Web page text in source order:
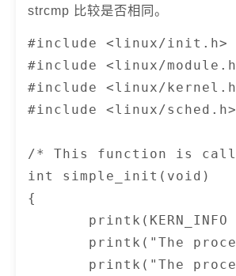
strcmp 比较是否相同。
#include <linux/init.h>
#include <linux/
#include <linux/
#include <linux/
/* This function is
int simple_init(void)
{
printk(KERN_INFO
printk("The
printk("The